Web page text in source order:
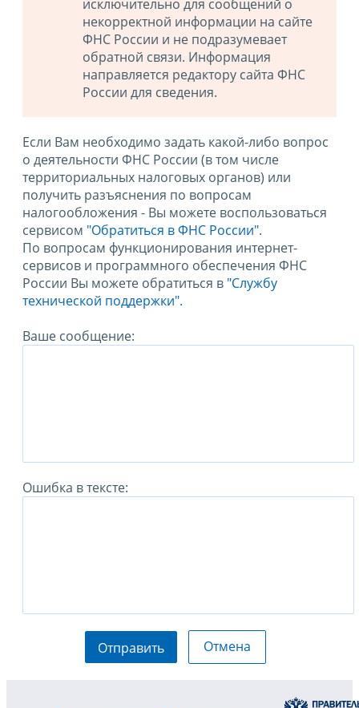
исключительно для сообщений о
некорректной информации на сайте
ФНС России и не подразумевает
обратной связи. Информация
направляется редактору сайта ФНС
России для сведения.
Если Вам необходимо задать какой-либо вопрос
о деятельности ФНС России (в том числе
территориальных налоговых органов) или
получить разъяснения по вопросам
налогообложения - Вы можете воспользоваться
сервисом "Обратиться в ФНС России".
По вопросам функционирования интернет-
сервисов и программного обеспечения ФНС
России Вы можете обратиться в "Службу
технической поддержки".
Ваше сообщение:
Ошибка в тексте:
Отправить Отмена